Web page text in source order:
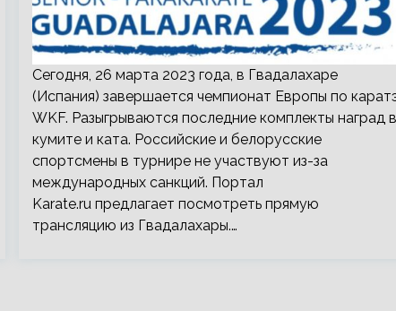
Сегодня, 26 марта 2023 года, в Гвадалахаре
(Испания) завершается чемпионат Европы по
WKF. Разыгрываются последние комплекты наград в
кумите и ката. Российские и белорусские
спортсмены в турнире не участвуют из-за
международных санкций. Портал
Karate.ru предлагает посмотреть прямую
трансляцию из Гвадалахары.…